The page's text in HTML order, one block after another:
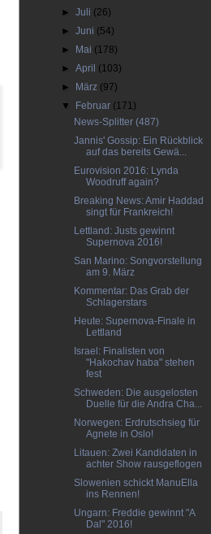
►Juli (26)
►Juni (54)
►
Mai (178)
►April (103)
►
März (97)
▼
Februar (171)
News-Splitter (487)
Jannis' Gossip: Ein Rückblick
auf das bereits Gewä...
Eurovision 2016: Lynda
Woodruff again?
Breaking News: Amir Haddad
singt für Frankreich!
Lettland: Justs gewinnt
Supernova 2016!
San Marino: Songvorstellung
am 9. März
Kommentar: Das Grab der
Schlagerstars
Heute: Supernova-Finale in
Lettland
Israel: Finalisten von
"Hakochav haba" stehen
fest
Schweden: Die ausgelosten
Duelle für die Andra Cha...
Norwegen: Erdrutschsieg für
Agnete in Oslo!
Litauen: Zwei Kandidaten in
achter Show rausgeflogen
Slowenien schickt ManuElla
ins Rennen!
Ungarn: Freddie gewinnt "A
Dal" 2016!